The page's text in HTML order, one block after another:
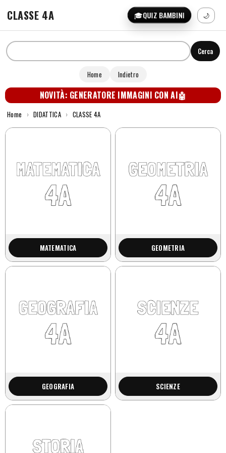
CLASSE 4A 🎓QUIZ BAMBINI 🌙
Cerca
Home Indietro
NOVITÀ: GENERATORE IMMAGINI CON AI🤖
Home › DIDATTICA › CLASSE 4A
MATEMATICA GEOMETRIA
GEOGRAFIA SCIENZE